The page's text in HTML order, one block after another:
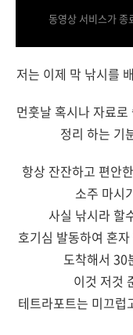
동영상 서비스가 종
저는 이제 막 낚시를
먼훗날 혹시나 자료
정리 하는 기
항상 잔잔하고 편안
소주 마시
사실 낚시라 할
호기심 발동하여 혼
도착해서 30
이것 저것
테트라포트는 미끄럽